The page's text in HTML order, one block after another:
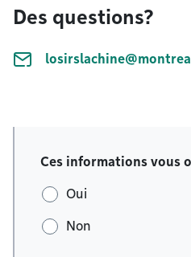
Des questions?
Ces informations vous
Oui
Non